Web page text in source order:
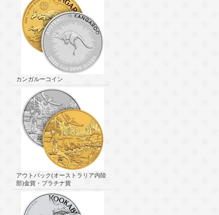
カンガルーコイン
アウトバック(オーストラリア内陸
部)金貨・プラチナ貨